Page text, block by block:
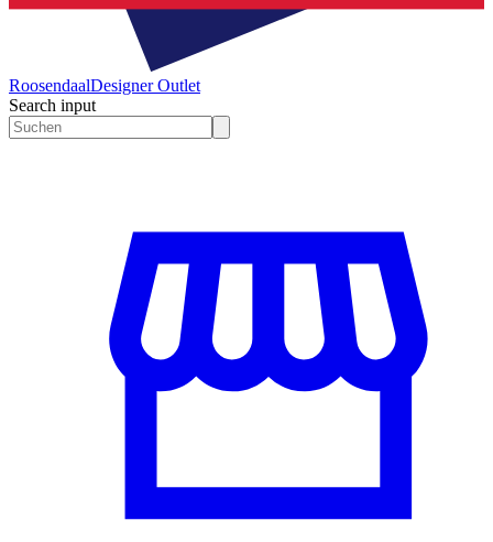
RoosendaalDesigner Outlet
Search input